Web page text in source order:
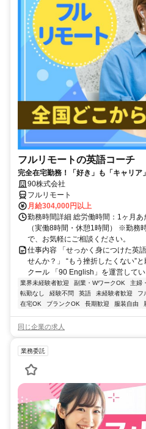
フルリモートの英語コーチ
完全在宅勤務！「好き」も「キャリア
90株式会社
フルリモート
月給304,000円以上
勤務時間詳細 総労働時間：1ヶ月
（実働8時間・休憩1時間） ※勤務
で、お気軽にご相談ください。
仕事内容 「せっかく身につけた英
せんか？」 “もう挫折したくない”
クール 「90 English」を運営してい
業界未経験者歓迎 副業・WワークOK 主婦
転勤なし
経験不問 英語 未経験者歓迎 フ
在宅OK
ブランクOK 長期歓迎 服装自由
同じ企業の求人
業務委託